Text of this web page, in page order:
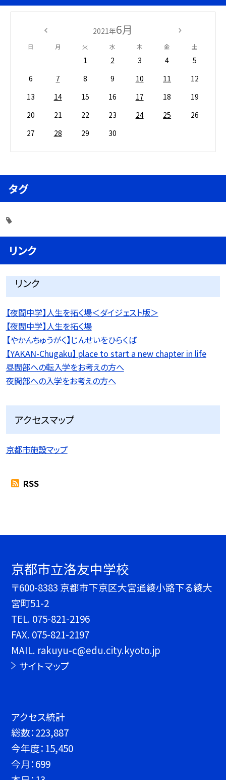
2021年6月
日 月 火 水 木 金 土
1 2 3 4
5
6
7 8 9 10 11
12
13
14 15 16 17 18
19
20
21 22 23 24 25
26
27
28 29 30
タグ
リンク
リンク
【夜間中学】人生を拓く場＜ダイジェスト版＞
【夜間中学】人生を拓く場
【やかんちゅうがく】じんせいをひらくば
【YAKAN-Chugaku】 place to start a new chapter in life
昼間部への転入学をお考えの方へ
夜間部への入学をお考えの方へ
アクセスマップ
京都市施設マップ
RSS
京都市立洛友中学校
〒600-8383 京都市下京区大宮通綾小路下る綾大
宮町51-2
TEL. 075-821-2196
FAX. 075-821-2197
MAIL. rakuyu-c@edu.city.kyoto.jp
サイトマップ
アクセス統計
総数：223,887
今年度： 15,450
今月：699